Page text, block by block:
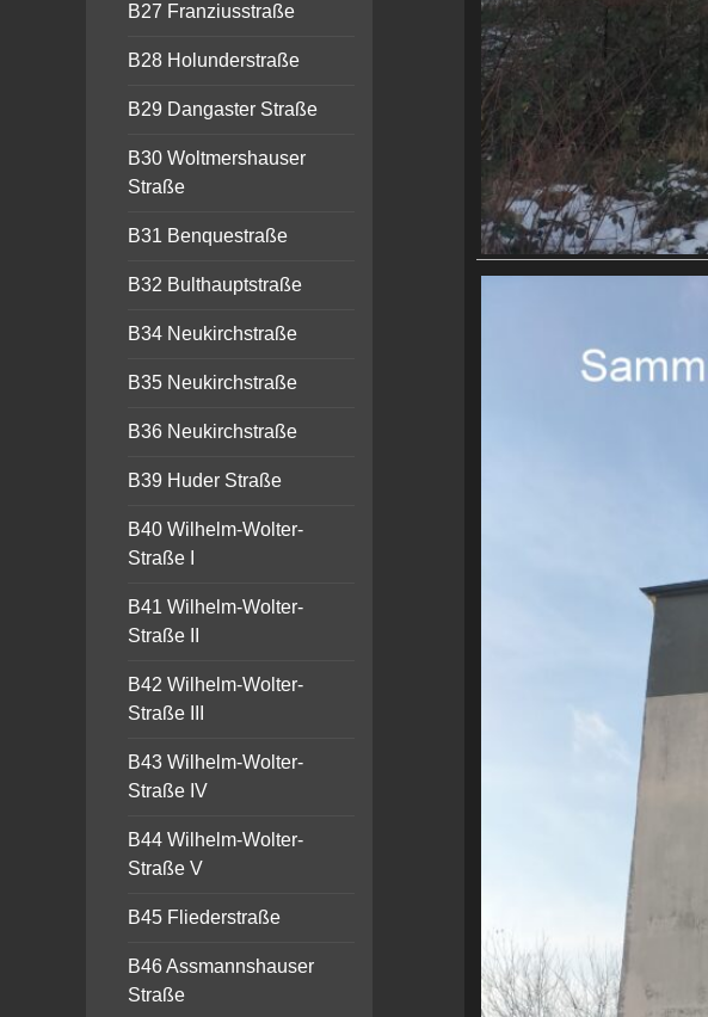
B27 Franziusstraße
B28 Holunderstraße
B29 Dangaster Straße
B30 Woltmershauser
Straße
B31 Benquestraße
B32 Bulthauptstraße
B34 Neukirchstraße
B35 Neukirchstraße
B36 Neukirchstraße
B39 Huder Straße
B40 Wilhelm-Wolter-
Straße I
B41 Wilhelm-Wolter-
Straße II
B42 Wilhelm-Wolter-
Straße III
B43 Wilhelm-Wolter-
Straße IV
B44 Wilhelm-Wolter-
Straße V
B45 Fliederstraße
B46 Assmannshauser
Straße